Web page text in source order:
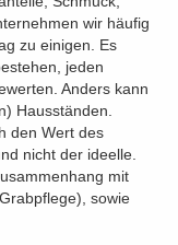
wir häufig
zu einigen. Es
jeden
Anders kann
Hausständen.
den Wert des
nicht der ideelle.
mit
sowie